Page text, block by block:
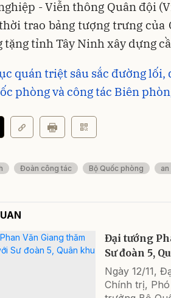
- Viễn thông Quân đội
trao bảng tượng trưng của
tặng tỉnh Tây Ninh xây dựng
quán triệt sâu sắc đường lối,
phòng và công tác Biên
Đoàn công tác Bộ Quốc phòng
Đại tướng
Sư đoàn 5,
Ngày 12/11,
Chính trị,